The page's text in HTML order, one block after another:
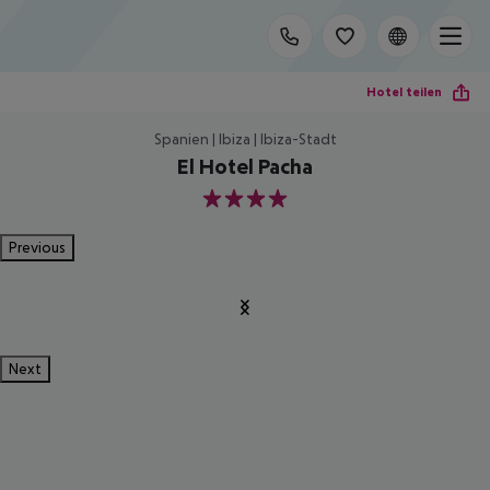
Hotel teilen
Spanien | Ibiza | Ibiza-Stadt
El Hotel Pacha
4
Previous
Next